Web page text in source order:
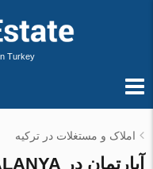
Turkey
املاک و مستغلات در ترکیه